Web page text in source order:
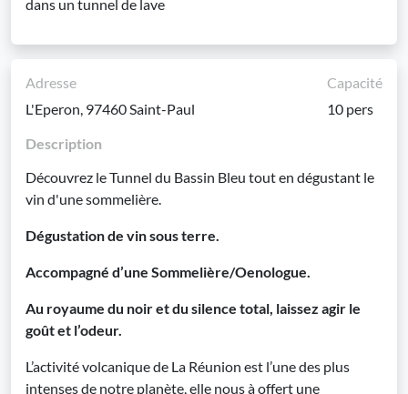
dans un tunnel de lave
Adresse
L'Eperon, 97460 Saint-Paul
Capacité
10 pers
Description
Découvrez le Tunnel du Bassin Bleu tout en dégustant le
vin d'une sommelière.
Dégustation de vin sous terre.
Accompagné d’une Sommelière/Oenologue.
Au royaume du noir et du silence total, laissez agir le
goût et l’odeur.
L’activité volcanique de La Réunion est l’une des plus
intenses de notre planète, elle nous à offert une